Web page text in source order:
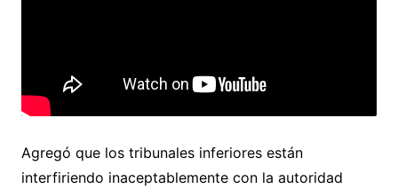
Agregó que los tribunales inferiores están
interfiriendo inaceptablemente con la autoridad